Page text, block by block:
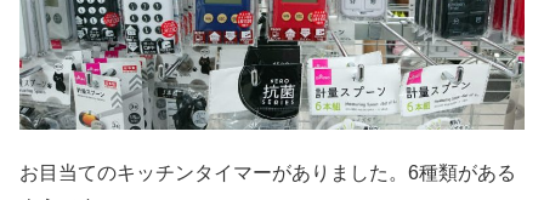
お目当てのキッチンタイマーがありました。6種類がある